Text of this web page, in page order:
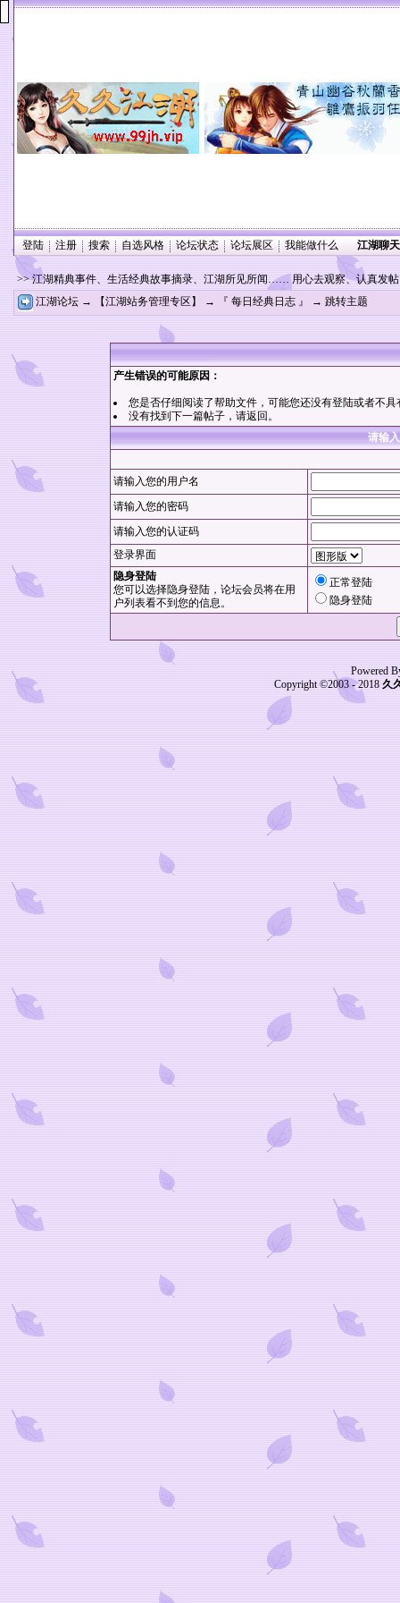
登陆 注册 搜索 自选风格 论坛状态 论坛展区 我能做什么 江湖聊
>> 江湖精典事件、生活经典故事摘录、江湖所见所闻…… 用心去观察、认真发
江湖论坛 → 【江湖站务管理专区】 → 『 每日经典日志 』 → 跳转主题
产生错误的可能原因：
您是否仔细阅读了帮助文件，可能您还没有登陆或者不
没有找到下一篇帖子，请返回 。
请输
请输入您的用户名
请输入您的密码
请输入您的认证码
登录界面
隐身登陆
您可以选择隐身登陆，论坛会员将在用
户列表看不到您的信息。
正常登陆
隐身登陆
Powered
Copyright ©2003 - 2018 久